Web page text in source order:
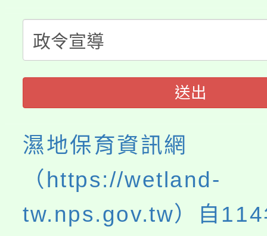
生本土語及新住民語歌
公告本校115學年度第
代理(課)教師甄選結果(
公告本校115學年度第
代理(課)教師甄選結果(
轉知中國文化大學推廣
《TA101》溝通分析基
程，歡迎學生輔導中心
心理、諮商輔導、社會
系所師生報名參加。
送出
濕地保育資訊網
（https://wetland-
tw.nps.gov.tw）自